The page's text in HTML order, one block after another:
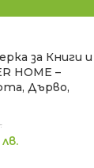
за Книги и
HOME –
Дърво,
лв.